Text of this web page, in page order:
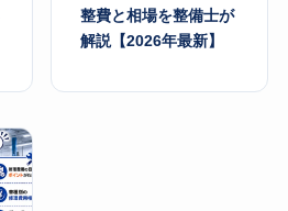
整費と相場を整備士が
解説【2026年最新】